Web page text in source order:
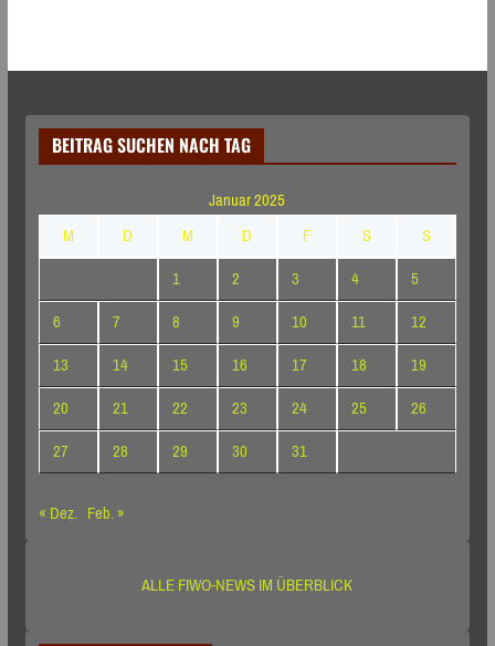
BEITRAG SUCHEN NACH TAG
Januar 2025
M
D M D F S
S
1
2 3 4
5
6
7 8 9 10 11
12
13
14 15 16 17 18
19
20
21 22 23 24 25
26
27
28 29 30
31
« Dez. Feb. »
ALLE FIWO-NEWS IM ÜBERBLICK